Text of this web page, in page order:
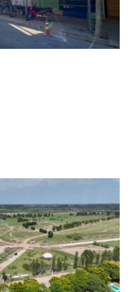
Finalizado
del Molino
construcción